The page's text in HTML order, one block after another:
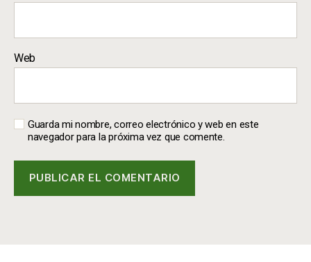
Web
Guarda mi nombre, correo electrónico y web en este
navegador para la próxima vez que comente.